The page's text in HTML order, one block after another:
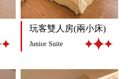
玩客雙人房(兩小床)
Junior Suite